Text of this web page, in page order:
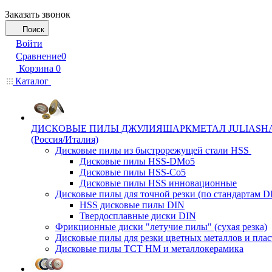
Заказать звонок
Поиск
Войти
Сравнение0
Корзина 0
Каталог
ДИСКОВЫЕ ПИЛЫ ДЖУЛИЯШАРКМЕТАЛ
(Россия/Италия)
Дисковые пилы из быстрорежущей стали HSS
Дисковые пилы HSS-DMo5
Дисковые пилы HSS-Co5
Дисковые пилы HSS инновационные
Дисковые пилы для точной резки (по стандартам
HSS дисковые пилы DIN
Твердосплавные диски DIN
Фрикционные диски "летучие пилы" (сухая резка)
Дисковые пилы для резки цветных металлов и
Дисковые пилы ТСТ НМ и металлокерамика